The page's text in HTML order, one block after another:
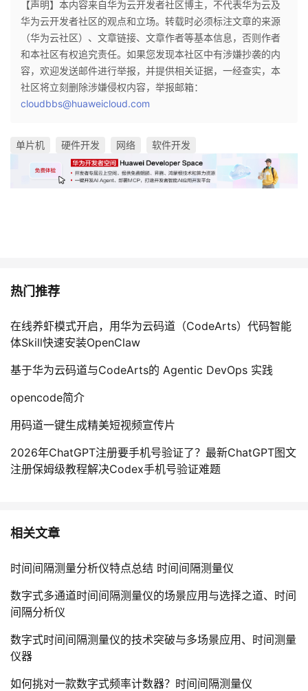
【声明】本内容来自华为云开发者社区博主，不代表华为云及
华为云开发者社区的观点和立场。转载时必须标注文章的来源
（华为云社区）、文章链接、文章作者等基本信息，否则作者
和本社区有权追究责任。如果您发现本社区中有涉嫌抄袭的内
容，欢迎发送邮件进行举报，并提供相关证据，一经查实，本
社区将立刻删除涉嫌侵权内容，举报邮箱：
cloudbbs@huaweicloud.com
单片机 硬件开发 网络 软件开发
热门推荐
在线养虾模式开启，用华为云码道（CodeArts）代码智能
体Skill快速安装OpenClaw
基于华为云码道与CodeArts的 Agentic DevOps 实践
opencode简介
用码道一键生成精美短视频宣传片
2026年ChatGPT注册要手机号验证了？最新ChatGPT图文
注册保姆级教程解决Codex手机号验证难题
相关文章
时间间隔测量分析仪特点总结 时间间隔测量仪
数字式多通道时间间隔测量仪的场景应用与选择之道、时间
间隔分析仪
数字式时间间隔测量仪的技术突破与多场景应用、时间测量
仪器
如何挑对一款数字式频率计数器？时间间隔测量仪